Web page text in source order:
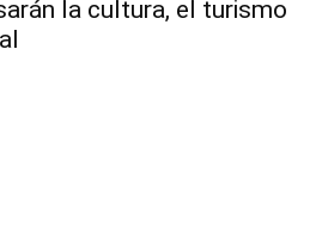
la cultura, el turismo